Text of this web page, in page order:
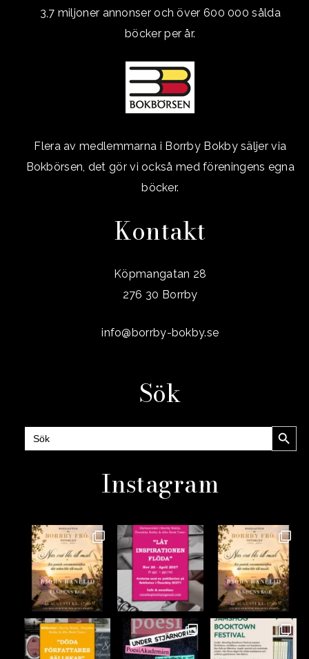
3,7 miljoner annonser och över 600 000 sålda
böcker per år.
Flera av medlemmarna i Borrby Bokby säljer via
Bokbörsen, det gör vi också med föreningens egna
böcker.
Kontakt
Köpmangatan 28
276 30 Borrby
info@borrby-bokby.se
Sök
Sök
efter:
Instagram